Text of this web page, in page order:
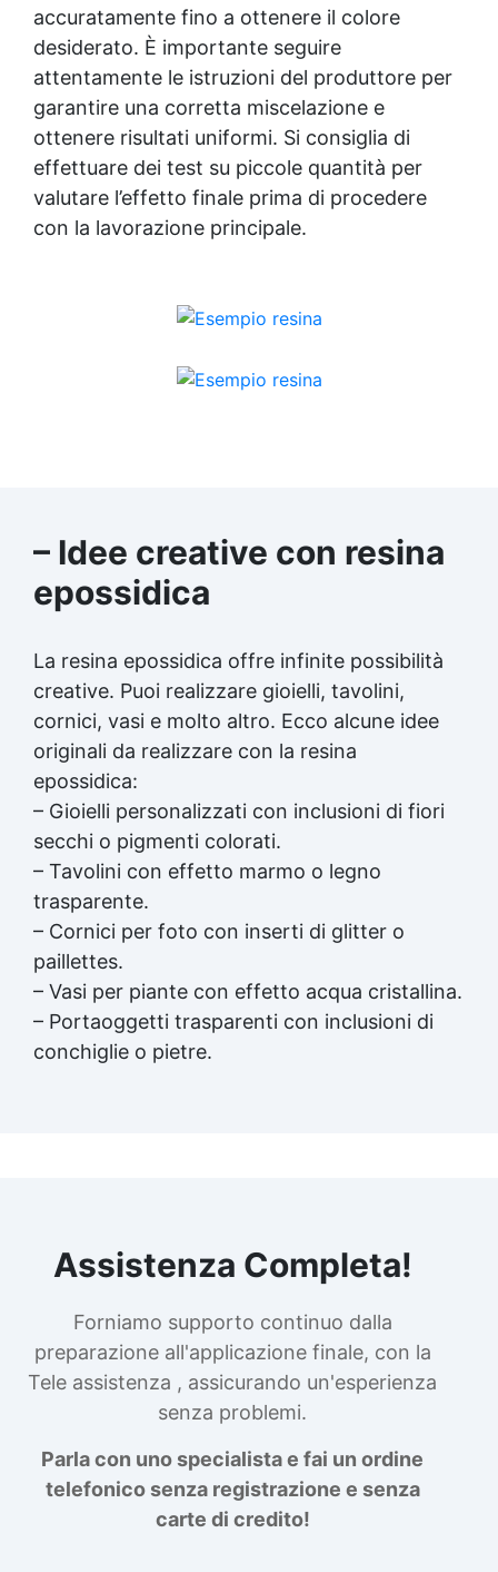
accuratamente fino a ottenere il colore
desiderato. È importante seguire
attentamente le istruzioni del produttore per
garantire una corretta miscelazione e
ottenere risultati uniformi. Si consiglia di
effettuare dei test su piccole quantità per
valutare l’effetto finale prima di procedere
con la lavorazione principale.
– Idee creative con resina
epossidica
La resina epossidica offre infinite possibilità
creative. Puoi realizzare gioielli, tavolini,
cornici, vasi e molto altro. Ecco alcune idee
originali da realizzare con la resina
epossidica:
– Gioielli personalizzati con inclusioni di fiori
secchi o pigmenti colorati.
– Tavolini con effetto marmo o legno
trasparente.
– Cornici per foto con inserti di glitter o
paillettes.
– Vasi per piante con effetto acqua cristallina.
– Portaoggetti trasparenti con inclusioni di
conchiglie o pietre.
Assistenza Completa!
Forniamo supporto continuo dalla
preparazione all'applicazione finale, con la
Tele assistenza , assicurando un'esperienza
senza problemi.
Parla con uno specialista e fai un ordine
telefonico senza registrazione e senza
carte di credito!